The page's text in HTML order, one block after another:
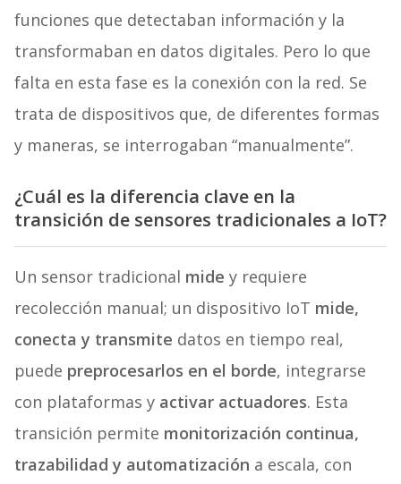
funciones que detectaban información y la
transformaban en datos digitales. Pero lo que
falta en esta fase es la conexión con la red. Se
trata de dispositivos que, de diferentes formas
y maneras, se interrogaban “manualmente”.
¿Cuál es la diferencia clave en la
transición de sensores tradicionales a IoT?
Un sensor tradicional mide y requiere
recolección manual; un dispositivo IoT mide,
conecta y transmite datos en tiempo real,
puede preprocesarlos en el borde, integrarse
con plataformas y activar actuadores. Esta
transición permite monitorización continua,
trazabilidad y automatización a escala, con